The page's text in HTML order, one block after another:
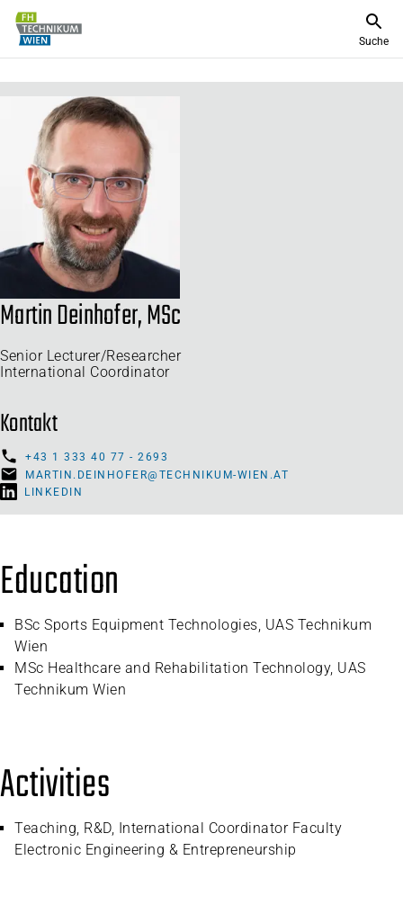
Suche
Martin Deinhofer, MSc
Senior Lecturer/Researcher
International Coordinator
Kontakt
+43 1 333 40 77 - 2693
MARTIN.DEINHOFER@TECHNIKUM-WIEN.AT
LINKEDIN
Education
BSc Sports Equipment Technologies, UAS Technikum
Wien
MSc Healthcare and Rehabilitation Technology, UAS
Technikum Wien
Activities
Teaching, R&D, International Coordinator Faculty
Electronic Engineering & Entrepreneurship